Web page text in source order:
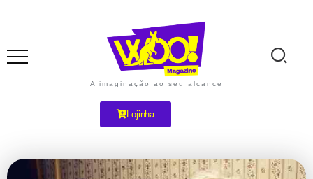
A imaginação ao seu alcance
Lojinha